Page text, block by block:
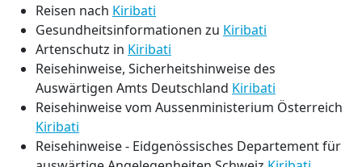
Reisen nach Kiribati
Gesundheitsinformationen zu Kiribati
Artenschutz in Kiribati
Reisehinweise, Sicherheitshinweise des
Auswärtigen Amts Deutschland Kiribati
Reisehinweise vom Aussenministerium Österreich
Kiribati
Reisehinweise - Eidgenössisches Departement für